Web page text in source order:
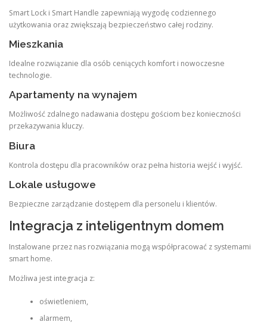
Smart Lock i Smart Handle zapewniają wygodę codziennego
użytkowania oraz zwiększają bezpieczeństwo całej rodziny.
Mieszkania
Idealne rozwiązanie dla osób ceniących komfort i nowoczesne
technologie.
Apartamenty na wynajem
Możliwość zdalnego nadawania dostępu gościom bez konieczności
przekazywania kluczy.
Biura
Kontrola dostępu dla pracowników oraz pełna historia wejść i wyjść.
Lokale usługowe
Bezpieczne zarządzanie dostępem dla personelu i klientów.
Integracja z inteligentnym domem
Instalowane przez nas rozwiązania mogą współpracować z systemami
smart home.
Możliwa jest integracja z:
oświetleniem,
alarmem,